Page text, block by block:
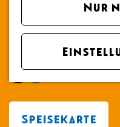
Nur
m
C
a
s
C
a
r
s
C
s
a
C
i
s
a
s
a
AnrufenC
a
a
C
a
Webseitea
C
a
s
I
n
s
F
a
c
Speisekarte